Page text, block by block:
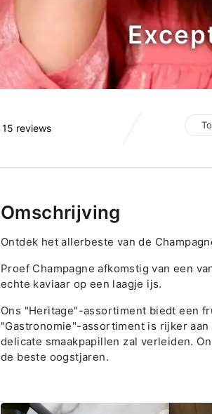
15 reviews
Omschrijving
Ontdek het allerbeste van de
Proef Champagne afkomstig van een
echte kaviaar op een laagje ijs.
Ons "Heritage"-assortiment biedt een
"Gastronomie"-assortiment is rijker
delicate smaakpapillen zal verleiden.
de beste oogstjaren.